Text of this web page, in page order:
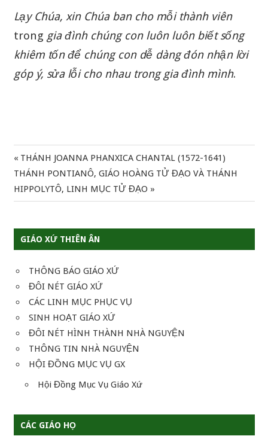
GIÁO XỨ THIÊN ÂN
THÔNG BÁO GIÁO XỨ
ĐÔI NÉT GIÁO XỨ
CÁC LINH MỤC PHỤC VỤ
SINH HOẠT GIÁO XỨ
ĐÔI NÉT HÌNH THÀNH NHÀ NGUYỆN
THÔNG TIN NHÀ NGUYỆN
HỘI ĐỒNG MỤC VỤ GX
Hội Đồng Mục Vụ Giáo Xứ
CÁC GIÁO HỌ
LạyChúa, xin Chúa ban cho mỗi thành viên
trong giađình chúng con luôn luôn biếtsống
khiêm tốnđể chúng con dễ dàngđón nhận lời
góp ý, sửa lỗi cho nhau trong giađình mình.
Điều
hướng
viết
Previous
Post:
THÁNH JOANNA PHANXICA CHANTAL (1572-1641)
Next
Post:
THÁNH PONTIANÔ, GIÁO HOÀNG TỬ ĐẠO VÀ THÁNH
HIPPOLYTÔ, LINH MỤC TỬ ĐẠO